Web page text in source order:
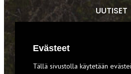
UUTISET
Evästeet
Tällä sivustolla käytetään